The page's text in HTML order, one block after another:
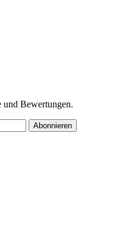
und Bewertungen.
Abonnieren